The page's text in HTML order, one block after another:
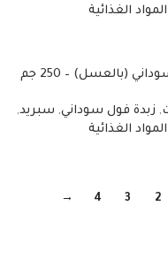
المواد الغذائية
(بالعسل) – 250 جم
, زبدة فول سوداني, سبريد,
المواد الغذائية
2
3
4
→